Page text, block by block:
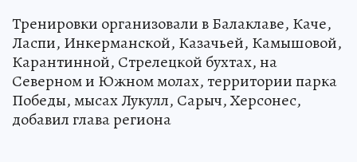
Тренировки организовали в Балаклаве, Каче,
Ласпи, Инкерманской, Казачьей, Камышовой,
Карантинной, Стрелецкой бухтах, на
Северном и Южном молах, территории парка
Победы, мысах Лукулл, Сарыч, Херсонес,
добавил глава региона